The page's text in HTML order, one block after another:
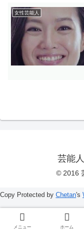
女性芸能人
芸能
© 2016
メニュー ホーム
Copy Protected by Chetan's